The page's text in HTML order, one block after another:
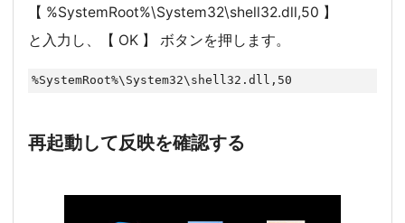
【 %SystemRoot%\System32\shell32.dll,50 】
と入力し、【 OK 】 ボタンを押します。
%SystemRoot%\System32\shell32.dll,50
再起動して反映を確認する